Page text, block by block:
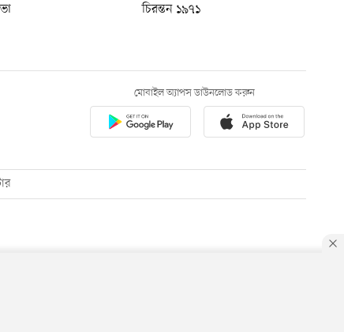
চিরন্তন ১৯৭১
মোবাইল অ্যাপস ডাউনলোড করুন